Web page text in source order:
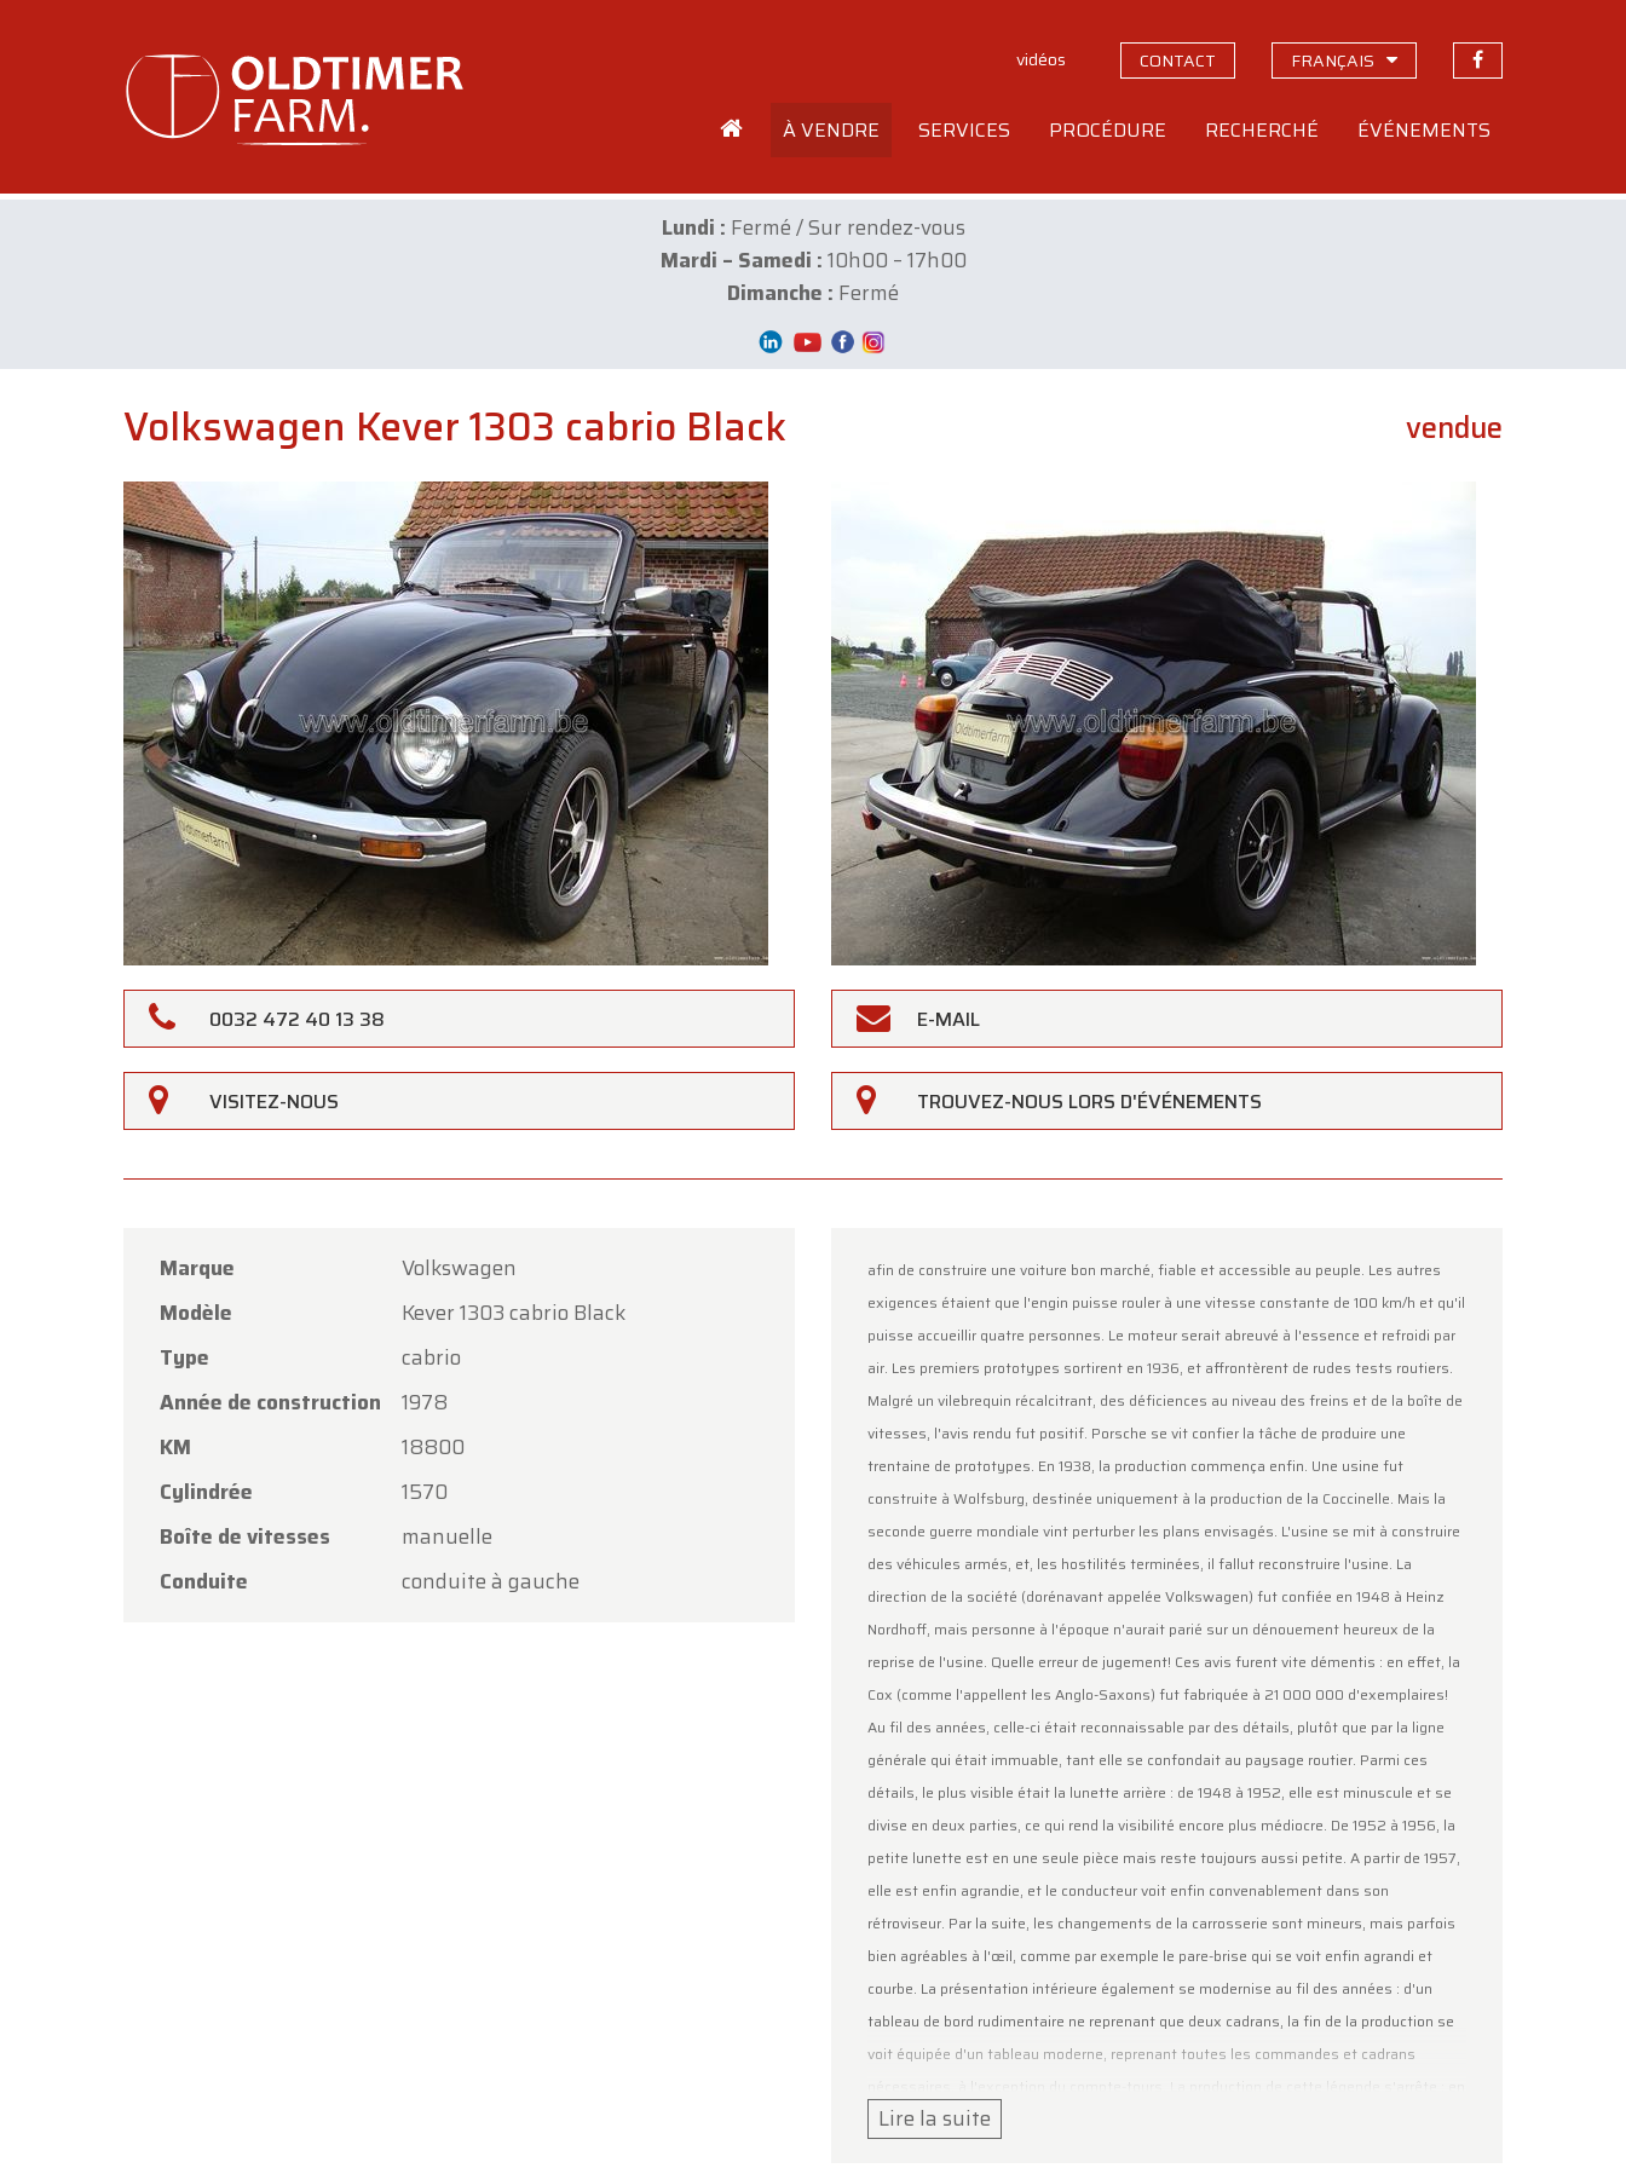
vidéos CONTACT FRANÇAIS
À VENDRE SERVICES PROCÉDURE RECHERCHÉ ÉVÉNEMENTS
Lundi : Fermé / Sur rendez-vous
Mardi – Samedi :10h00 – 17h00
Dimanche : Fermé
Volkswagen Kever 1303 cabrio Black vendue
0032 472 40 13 38 E-MAIL
VISITEZ-NOUS TROUVEZ-NOUS LORS D'ÉVÉNEMENTS
Marque
Volkswagen
Modèle
Kever 1303 cabrio Black
Type
cabrio
Année de construction
1978
KM
18800
Cylindrée
1570
Boîte de vitesses
manuelle
Conduite
conduite à gauche
afin de construire une voiture bon marché, fiable et accessible au peuple. Les autres
exigences étaient que l'engin puisse rouler à une vitesse constante de 100 km/h et qu'il
puisse accueillir quatre personnes. Le moteur serait abreuvé à l'essence et refroidi par
air. Les premiers prototypes sortirent en 1936, et affrontèrent de rudes tests routiers.
Malgré un vilebrequin récalcitrant, des déficiences au niveau des freins et de la boîte de
vitesses, l'avis rendu fut positif. Porsche se vit confier la tâche de produire une
trentaine de prototypes. En 1938, la production commença enfin. Une usine fut
construite à Wolfsburg, destinée uniquement à la production de la Coccinelle. Mais la
seconde guerre mondiale vint perturber les plans envisagés. L'usine se mit à construire
des véhicules armés, et, les hostilités terminées, il fallut reconstruire l'usine. La
direction de la société (dorénavant appelée Volkswagen) fut confiée en 1948 à Heinz
Nordhoff, mais personne à l'époque n'aurait parié sur un dénouement heureux de la
reprise de l'usine. Quelle erreur de jugement! Ces avis furent vite démentis : en effet, la
Cox (comme l'appellent les Anglo-Saxons) fut fabriquée à 21 000 000 d'exemplaires!
Au fil des années, celle-ci était reconnaissable par des détails, plutôt que par la ligne
générale qui était immuable, tant elle se confondait au paysage routier. Parmi ces
détails, le plus visible était la lunette arrière : de 1948 à 1952, elle est minuscule et se
divise en deux parties, ce qui rend la visibilité encore plus médiocre. De 1952 à 1956, la
petite lunette est en une seule pièce mais reste toujours aussi petite. A partir de 1957,
elle est enfin agrandie, et le conducteur voit enfin convenablement dans son
rétroviseur. Par la suite, les changements de la carrosserie sont mineurs, mais parfois
bien agréables à l'œil, comme par exemple le pare-brise qui se voit enfin agrandi et
courbe. La présentation intérieure également se modernise au fil des années : d'un
tableau de bord rudimentaire ne reprenant que deux cadrans, la fin de la production se
voit équipée d'un tableau moderne, reprenant toutes les commandes et cadrans
Allemagne fin 1978, et au Mexique en … 2003! La version qui vous est proposée par
Lire la suite
×
Oldtimerfarm
fermé le samedi 15 aoûtà l'occasion de
ouvert normalement du lundi 10 août au
vendredi 14 août
, selon les horaires habituels.
Le lundi 17 août
ouverts uniquement sur rendez-vous.
Merci de votre compréhension et au plaisir de vous accueillir